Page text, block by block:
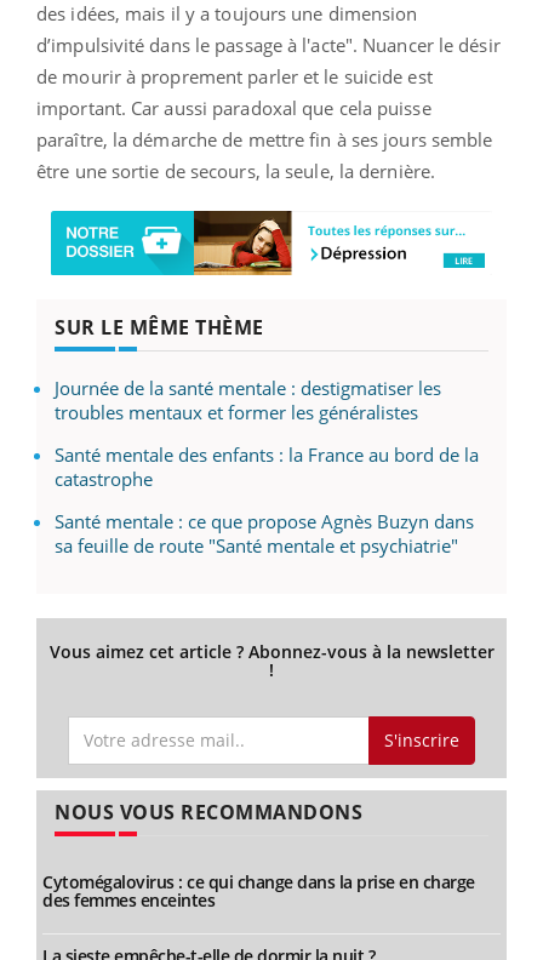
des idées, mais il y a toujours une dimension
d’impulsivité dans le passage à l'acte". Nuancer le désir
de mourir à proprement parler et le suicide est
important. Car aussi paradoxal que cela puisse
paraître, la démarche de mettre fin à ses jours semble
être une sortie de secours, la seule, la dernière.
SUR LE MÊME THÈME
Journée de la santé mentale : destigmatiser les
troubles mentaux et former les généralistes
Santé mentale des enfants : la France au bord de la
catastrophe
Santé mentale : ce que propose Agnès Buzyn dans
sa feuille de route "Santé mentale et psychiatrie"
Vous aimez cet article ? Abonnez-vous à la newsletter
!
S'inscrire
NOUS VOUS RECOMMANDONS
Cytomégalovirus : ce qui change dans la prise en charge
des femmes enceintes